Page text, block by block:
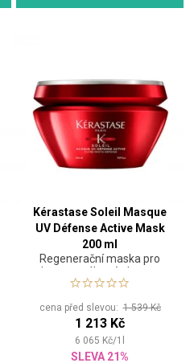
Kérastase Soleil Masque
UV Défense Active Mask
200 ml
Regenerační maska pro
vlasy namáhané sluncem
cena před slevou:1 539 Kč
1 213 Kč
6 065 Kč/1
SLEVA 21%